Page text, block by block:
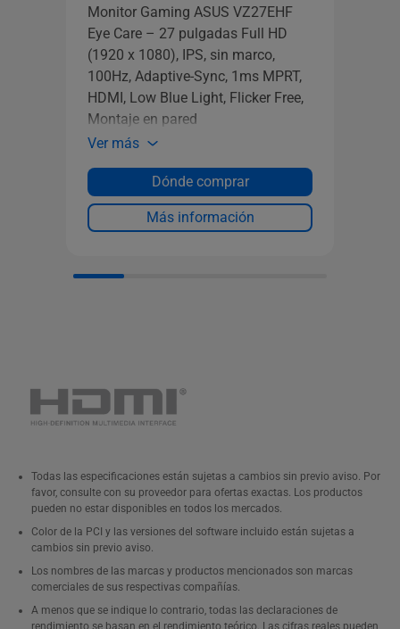
Monitor Gaming ASUS VZ27EHF
Eye Care – 27 pulgadas Full HD
(1920 x 1080), IPS, sin marco,
100Hz, Adaptive-Sync, 1ms MPRT,
HDMI, Low Blue Light, Flicker Free,
Montaje en pared
Ver más
Dónde comprar
Más información
Todas las especificaciones están sujetas a cambios sin previo aviso. Por
favor, consulte con su proveedor para ofertas exactas. Los productos
pueden no estar disponibles en todos los mercados.
Color de la PCI y las versiones del software incluido están sujetas a
cambios sin previo aviso.
Los nombres de las marcas y productos mencionados son marcas
comerciales de sus respectivas compañías.
A menos que se indique lo contrario, todas las declaraciones de
rendimiento se basan en el rendimiento teórico. Las cifras reales pueden